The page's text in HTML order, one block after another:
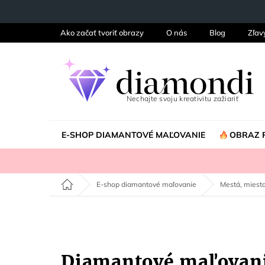
Ako začať tvoriť obrazy O nás Blog
E-SHOP DIAMANTOVÉ MAĽOVANIE OBRAZ
Domov E-shop diamantové maľovanie Mestá,